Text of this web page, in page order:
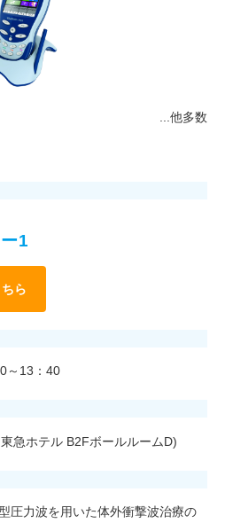
...他多数
1
ら
～13：40
急ホテル B2FボールルームD)
圧力波を用いた体外衝撃波治療の